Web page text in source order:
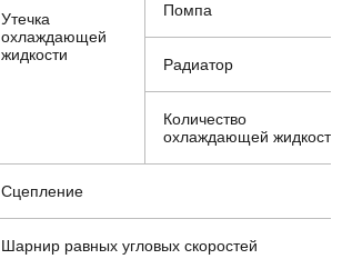
Утечка
охлаждающей
жидкости
Помпа
Радиатор
Количество
охлаждающей жидкости
Сцепление
Шарнир равных угловых скоростей